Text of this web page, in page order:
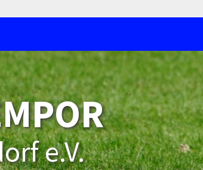
e.V.